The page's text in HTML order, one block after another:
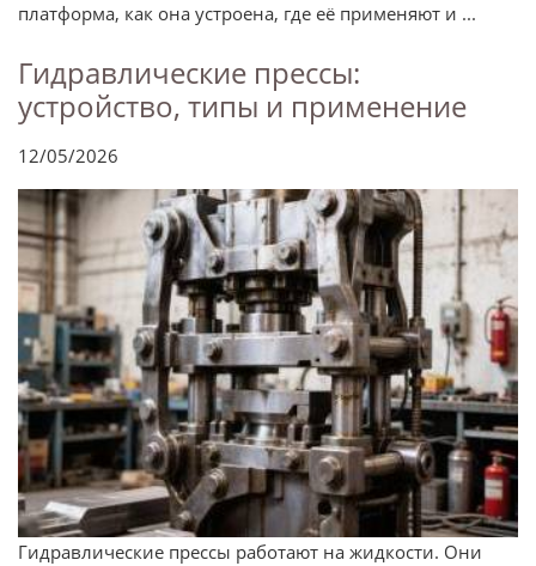
платформа, как она устроена, где её применяют и ...
Гидравлические прессы:
устройство, типы и применение
12/05/2026
Гидравлические прессы работают на жидкости. Они